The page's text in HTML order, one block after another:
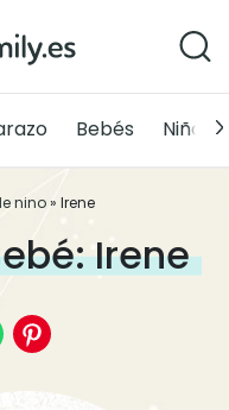
Bebés Niños
nino» Irene
Irene